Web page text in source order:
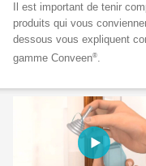
Il est important de tenir
produits qui vous
dessous vous expliquent
gamme Conveen®.